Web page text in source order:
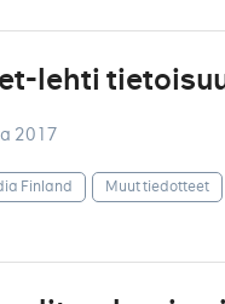
lehti
2017
Finland Muut tiedotteet